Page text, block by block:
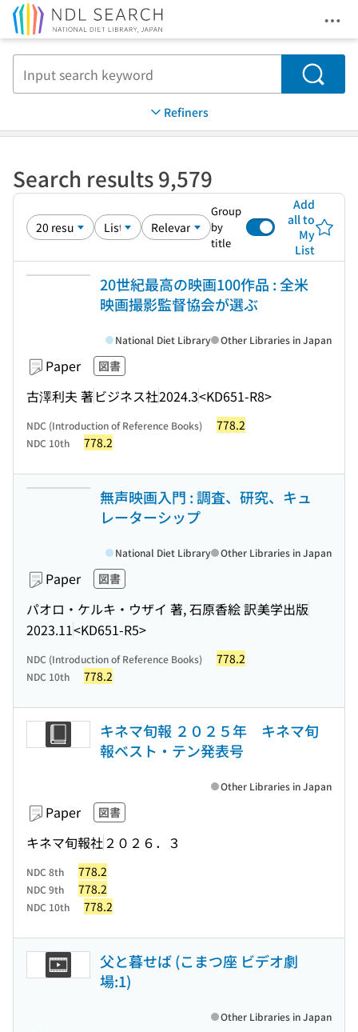
Search
Refiners
Search results 9,579
Group
by
title
Add
all to
My
List
20世紀最高の映画100作品 : 全米
映画撮影監督協会が選ぶ
Paper 図書
古澤利夫 著ビジネス社2024.3<KD651-R8>
National Diet Library Other Libraries in Japan
NDC (Introduction of Reference Books) 778.2
NDC 10th 778.2
無声映画入門 : 調査、研究、キュ
レーターシップ
Paper 図書
パオロ・ケルキ・ウザイ 著, 石原香絵 訳美学出版
2023.11<KD651-R5>
National Diet Library Other Libraries in Japan
NDC (Introduction of Reference Books) 778.2
NDC 10th 778.2
キネマ旬報 ２０２５年 キネマ旬
報ベスト・テン発表号
Paper 図書
キネマ旬報社 ２０２６．３
Other Libraries in Japan
NDC 8th 778.2
NDC 9th 778.2
NDC 10th 778.2
父と暮せば (こまつ座 ビデオ劇
場:1)
Other Libraries in Japan